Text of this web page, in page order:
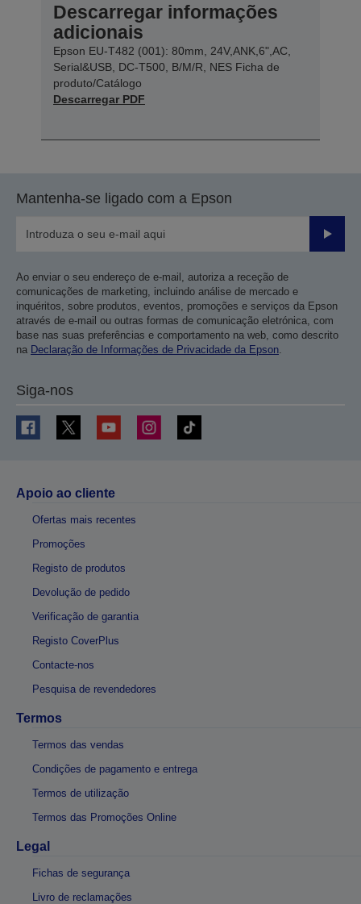
Descarregar informações
adicionais
Epson EU-T482 (001): 80mm, 24V,ANK,6",AC,
Serial&USB, DC-T500, B/M/R, NES Ficha de
produto/Catálogo
Descarregar PDF
Mantenha-se ligado com a Epson
Enviar
Ao enviar o seu endereço de e-mail, autoriza a receção de
comunicações de marketing, incluindo análise de mercado e
inquéritos, sobre produtos, eventos, promoções e serviços da Epson
através de e-mail ou outras formas de comunicação eletrónica, com
base nas suas preferências e comportamento na web, como descrito
na Declaração de Informações de Privacidade da Epson
Siga-nos
Apoio ao cliente
Ofertas mais recentes
Promoções
Registo de produtos
Devolução de pedido
Verificação de garantia
Registo CoverPlus
Contacte-nos
Pesquisa de revendedores
Termos
Termos das vendas
Condições de pagamento e entrega
Termos de utilização
Termos das Promoções Online
Legal
Fichas de segurança
Livro de reclamações